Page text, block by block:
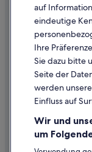
Inhaltsrichtlinien
Hilfe
Hilfe
Flug stornieren
Rückerstattungsdauer
Expedia-Gutschein
auf
eindeutige
Ihre
Sie dazu bitte
Seite der
werden
Einfluss auf
Wir und
um